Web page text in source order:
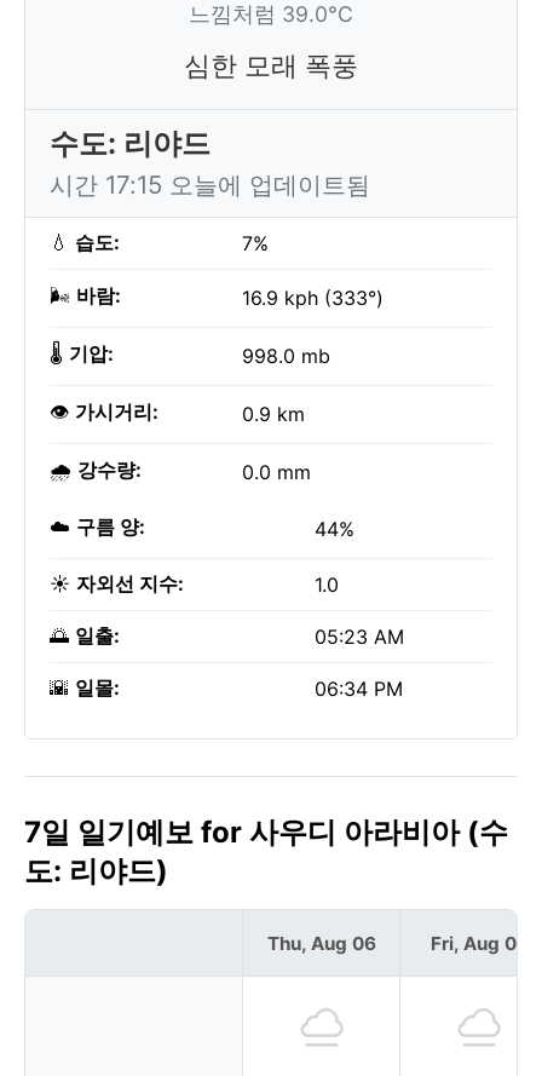
느낌처럼 39.0°C
심한 모래 폭풍
수도: 리야드
시간 17:15 오늘에 업데이트됨
💧 습도: 7%
🌬️ 바람: 16.9 kph (333°)
🌡️ 기압: 998.0 mb
👁️ 가시거리: 0.9 km
🌧️ 강수량: 0.0 mm
☁️ 구름 양: 44%
☀️ 자외선 지수: 1.0
🌅 일출: 05:23 AM
🌇 일몰: 06:34 PM
7일 일기예보 for 사우디 아라비아 (수
도: 리야드)
Thu, Aug 06 Fri, Aug 07